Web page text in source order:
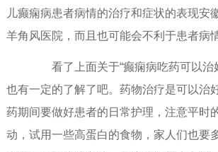
儿癫痫病患者病情的治疗和症状的表现安
羊角风医院，而且也可能会不利于患者病
看了上面关于“癫痫病吃药可以治
也有一定的了解了吧。药物治疗是可以治
药期间要做好患者的日常护理，注意平时
动，试用一些高蛋白的食物，家人们也要